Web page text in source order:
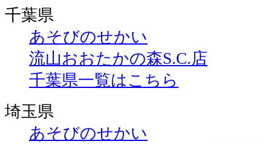
千葉県
あそびのせかい
流山おおたかの森S.C.店
千葉県一覧はこちら
埼玉県
あそびのせかい